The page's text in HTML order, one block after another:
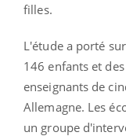
filles.
L'étude a porté sur
146 enfants et des
enseignants de
Allemagne. Les
un groupe